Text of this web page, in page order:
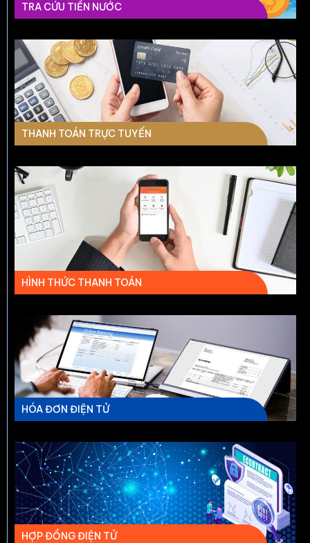
TRA CỨU TIỀN NƯỚC
THANH TOÁN TRỰC TUYẾN
HÌNH THỨC THANH TOÁN
HÓA ĐƠN ĐIỆN TỬ
HỢP ĐỒNG ĐIỆN TỬ